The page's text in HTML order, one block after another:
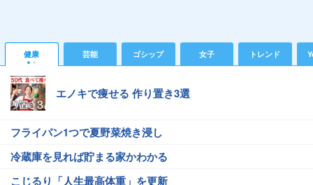
健康 芸能 ゴシップ 女子 トレンド
エノキで痩せる 作り置き3選
フライパン1つで夏野菜焼き浸し
冷蔵庫を見れば貯まる家かわかる
こじるり「人生最高体重」を更新